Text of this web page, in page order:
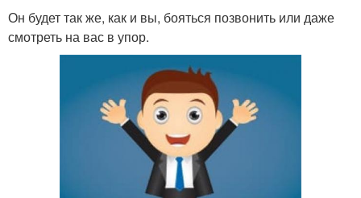
Он будет так же, как и вы, бояться позвонить или даже
смотреть на вас в упор.